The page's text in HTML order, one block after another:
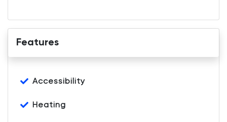
Features
Accessibility
Heating